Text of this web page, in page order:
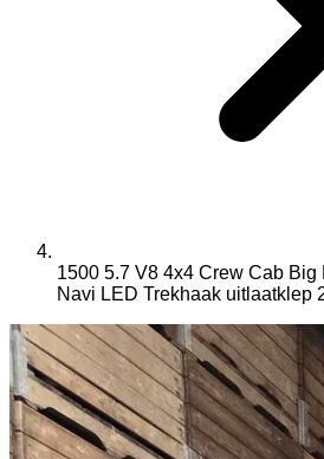
1500 5.7 V8 4x4 Crew Cab Big
Navi LED Trekhaak uitlaatklep